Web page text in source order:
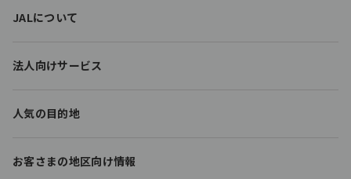
o
e
i
s
JALについて
法人向けサービス
人気の目的地
お客さまの地区向け情報